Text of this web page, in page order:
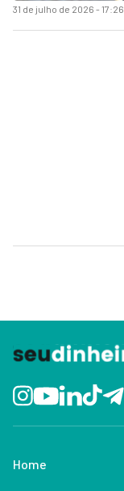
31 de julho de 2026 - 17:26
Home